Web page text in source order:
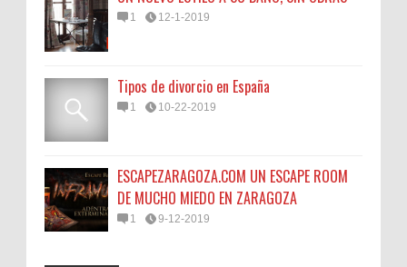
1 12-1-2019
Tipos de divorcio en España
1 10-22-2019
ESCAPEZARAGOZA.COM UN ESCAPE ROOM
DE MUCHO MIEDO EN ZARAGOZA
1 9-12-2019